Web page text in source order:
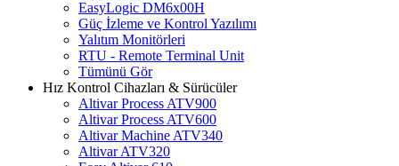
EasyLogic DM6x00H
Güç İzleme ve Kontrol Yazılımı
Yalıtım Monitörleri
RTU - Remote Terminal Unit
Tümünü Gör
Hız Kontrol Cihazları & Sürücüler
Altivar Process ATV900
Altivar Process ATV600
Altivar Machine ATV340
Altivar ATV320